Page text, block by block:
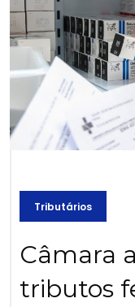
Tributários
Câmara
tributos